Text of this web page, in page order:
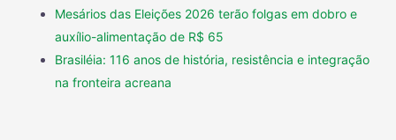
Mesários das Eleições 2026 terão folgas em dobro e
auxílio-alimentação de R$ 65
Brasiléia: 116 anos de história, resistência e integração
na fronteira acreana